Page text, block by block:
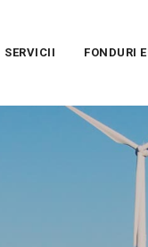
SERVICII FONDURI